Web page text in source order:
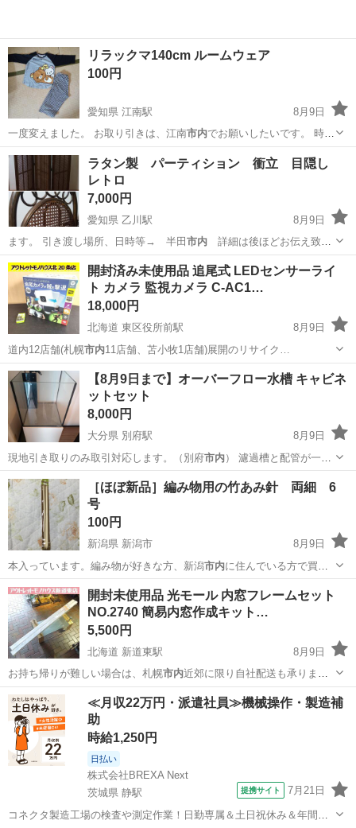
リラックマ140cm ルームウェア
100円
愛知県 江南駅
8月9日
一度変えました。 お取り引きは、江南市内でお願いしたいです。 時間
帯は午後1…
愛知 江南市 江南駅 キッズ用品
ラタン製 パーティション 衝立 目隠し
レトロ
7,000円
愛知県 乙川駅
8月9日
ます。 引き渡し場所、日時等→ 半田 市内詳細は後ほどお伝え致し
ます。
愛知 半田市 乙川駅 ドレッサー
開封済み未使用品 追尾式 LEDセンサーライ
ト カメラ 監視カメラ C-AC1…
18,000円
北海道 東区役所前駅
8月9日
道内12店舗(札幌市内11店舗、苫小牧1店舗)展開のリサイク…
北海道 札幌市 東区役所前駅 防災、セキュリティ
MUSASHI
【8月9日まで】オーバーフロー水槽 キャビネ
ットセット
8,000円
大分県 別府駅
8月9日
現地引き取りのみ取引対応します。（別府市内） 濾過槽と配管が一体
化した、海水魚…
大分 別府市 別府駅 その他
［ほぼ新品］編み物用の竹あみ針 両細 6
号
100円
新潟県 新潟市
8月9日
本入っています。編み物が好きな方、新潟市内に住んでいる方で買い
取ってほしいです。…
新潟 新潟市 その他 100均
開封未使用品 光モール 内窓フレームセット
NO.2740 簡易内窓作成キット…
5,500円
北海道 新道東駅
8月9日
お持ち帰りが難しい場合は、札幌市内近郊に限り自社配送も承りま
す。 配送…
北海道 札幌市 新道東駅 その他
≪月収22万円・派遣社員≫機械操作・製造補
助
時給1,250円
日払い
株式会社BREXA Next
茨城県 静駅
提携サイト 7月21日
コネクタ製造工場の検査や測定作業！日勤専属＆土日祝休み＆年間休